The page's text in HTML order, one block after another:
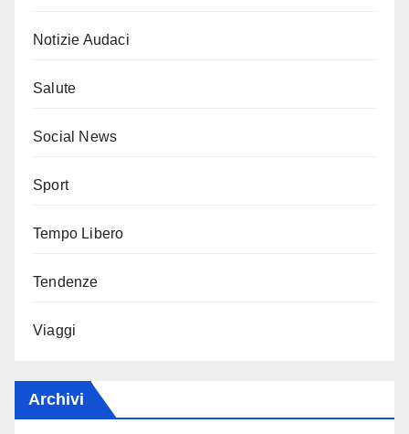
Notizie Audaci
Salute
Social News
Sport
Tempo Libero
Tendenze
Viaggi
Archivi